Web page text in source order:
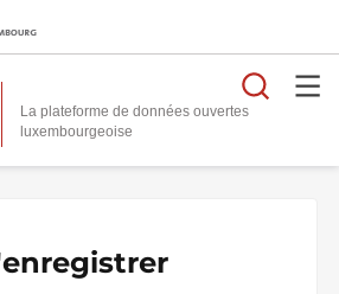
La plateforme de données ouvertes